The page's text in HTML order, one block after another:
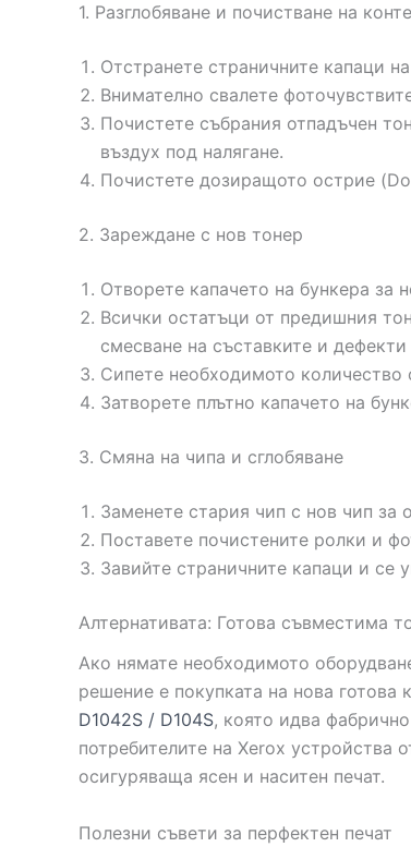
1. Разглобяване и почистване на
Отстранете страничните капаци
Внимателно свалете
Почистете събрания отпадъчен
въздух под налягане.
Почистете дозиращото острие
2. Зареждане с нов тонер
Отворете капачето на бункера за
Всички остатъци от предишния
смесване на съставките и дефекти
Сипете необходимото
Затворете плътно капачето на
3. Смяна на чипа и сглобяване
Заменете стария чип с нов чип за
Поставете почистените ролки и
Завийте страничните капаци и се
Алтернативата: Готова съвместима
Ако нямате необходимото
решение е покупката на нова
D1042S / D104S, която идва
потребителите на Xerox устройства
осигуряваща ясен и наситен печат.
Полезни съвети за перфектен печат